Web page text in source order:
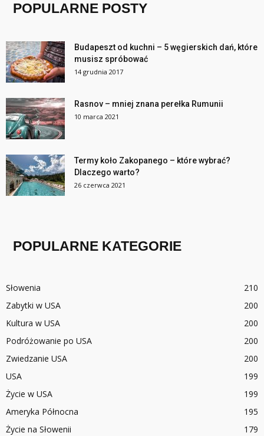
POPULARNE POSTY
Budapeszt od kuchni – 5 węgierskich dań, które
musisz spróbować
14 grudnia 2017
Rasnov – mniej znana perełka Rumunii
10 marca 2021
Termy koło Zakopanego – które wybrać?
Dlaczego warto?
26 czerwca 2021
POPULARNE KATEGORIE
Słowenia
210
Zabytki w USA
200
Kultura w USA
200
Podróżowanie po USA
200
Zwiedzanie USA
200
USA
199
Życie w USA
199
Ameryka Północna
195
Życie na Słowenii
179